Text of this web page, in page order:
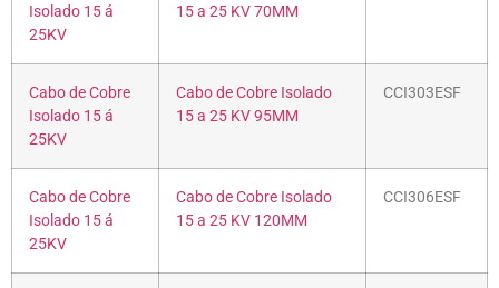
Isolado 15 á
25KV
15 a 25 KV 70MM
Cabo de Cobre
Isolado 15 á
25KV
Cabo de Cobre Isolado
15 a 25 KV 95MM
CCI303ESF
Cabo de Cobre
Isolado 15 á
25KV
Cabo de Cobre Isolado
15 a 25 KV 120MM
CCI306ESF